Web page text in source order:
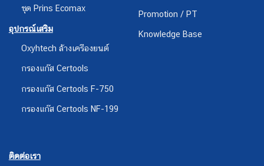
ชุด Prins Ecomax
อุปกรณ์เสริม
Oxyhtech ล้างเครืองยนต์
กรองแก๊ส Certools
กรองแก๊ส Certools F-750
กรองแก๊ส Certools NF-199
Promotion / PT
Knowledge Base
ติดต่อเรา